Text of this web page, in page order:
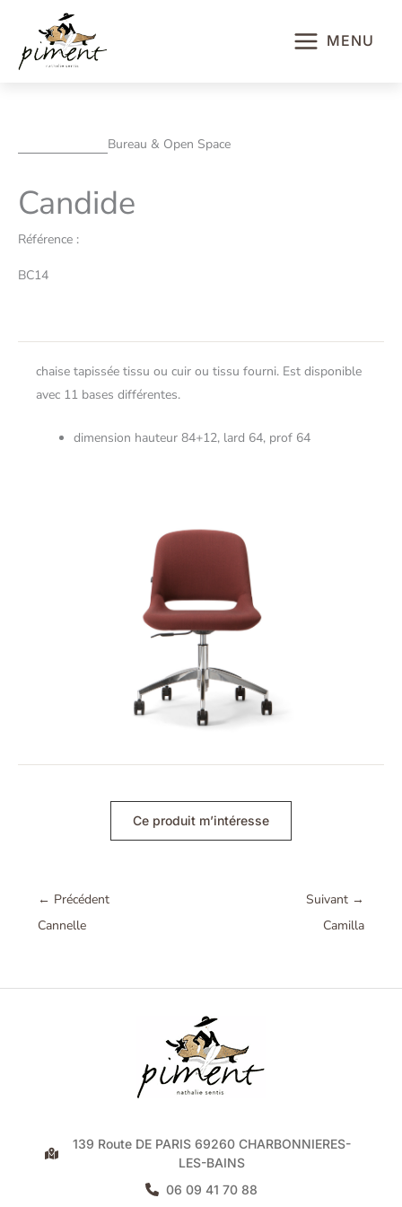
contenu
MENU
Bureau & Open Space
Candide
Référence :
BC14
chaise tapissée tissu ou cuir ou tissu fourni. Est disponible
avec 11 bases différentes.
dimension hauteur 84+12, lard 64, prof 64
Ce produit m’intéresse
← Précédent
Cannelle
Suivant →
Camilla
139 Route DE PARIS 69260 CHARBONNIERES-
LES-BAINS
06 09 41 70 88